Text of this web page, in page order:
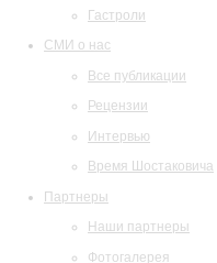
Гастроли
СМИ о нас
Все публикации
Рецензии
Интервью
Время Шостаковича
Партнеры
Наши партнеры
Фотогалерея